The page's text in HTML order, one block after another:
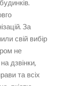
За
свій вибір
не
дзвінки,
та всіх